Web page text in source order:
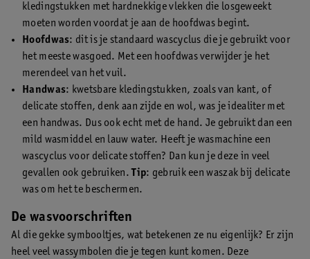
kledingstukken met hardnekkige vlekken die losgeweekt
moeten worden voordat je aan de hoofdwas begint.
Hoofdwas: dit is je standaard wascyclus die je gebruikt voor
het meeste wasgoed. Met een hoofdwas verwijder je het
merendeel van het vuil.
Handwas: kwetsbare kledingstukken, zoals van kant, of
delicate stoffen, denk aan zijde en wol, was je idealiter met
een handwas. Dus ook echt met de hand. Je gebruikt dan een
mild wasmiddel en lauw water. Heeft je wasmachine een
wascyclus voor delicate stoffen? Dan kun je deze in veel
gevallen ook gebruiken.Tip: gebruik een waszak bij delicate
was om het te beschermen.
De wasvoorschriften
Al die gekke symbooltjes, wat betekenen ze nu eigenlijk? Er zijn
heel veel wassymbolen die je tegen kunt komen. Deze